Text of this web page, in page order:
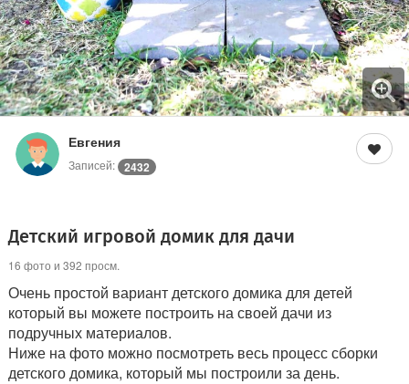
Евгения
Записей: 2432
Детский игровой домик для дачи
16 фото и 392 просм.
Очень простой вариант детского домика для детей
который вы можете построить на своей дачи из
подручных материалов.
Ниже на фото можно посмотреть весь процесс сборки
детского домика, который мы построили за день.